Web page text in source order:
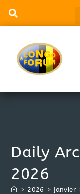
Daily
2026
> 2026 > janvier